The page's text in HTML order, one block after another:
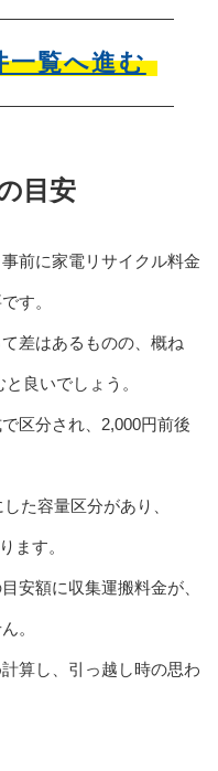
一覧へ進む
目安
前に家電リサイクル料金
す。
差はあるものの、概ね
良いでしょう。
区分され、2,000円前後
た容量区分があり、
ます。
安額に収集運搬料金が、
。
算し、引っ越し時の思わ